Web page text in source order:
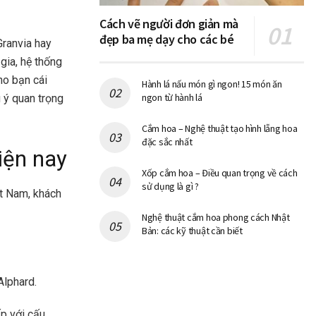
hay
hệ thống
bạn cái
quan trọng
nay
Nam, khách
Cách vẽ người đơn giản mà
đẹp ba mẹ dạy cho các bé
Hành lá nấu món gì ngon! 15 món ăn
ngon từ hành lá
Cắm hoa – Nghệ thuật tạo hình lẵng hoa
đặc sắc nhất
Xốp cắm hoa – Điều quan trọng về cách
sử dụng là gì ?
Nghệ thuật cắm hoa phong cách Nhật
Bản: các kỹ thuật cần biết